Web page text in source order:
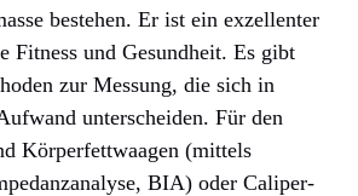
bestehen. Er ist ein exzellenter
Fitness und Gesundheit. Es gibt
zur Messung, die sich in
unterscheiden. Für den
Körperfettwaagen (mittels
BIA) oder Caliper-